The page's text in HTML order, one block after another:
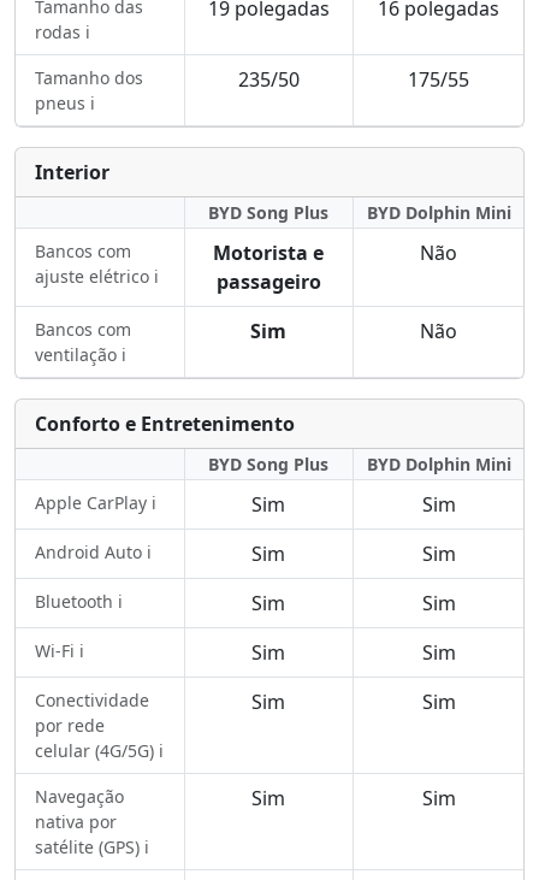
Tamanho das
rodas ℹ️
19 polegadas 16 polegadas
Tamanho dos
pneus ℹ️
235/50 175/55
Interior
BYD Song Plus
BYD Dolphin Mini
Bancos com
ajuste elétrico ℹ️
Motorista e
passageiro
Não
Bancos com
ventilação ℹ️
Sim Não
Conforto e Entretenimento
BYD Song Plus
BYD Dolphin Mini
Apple CarPlay ℹ️
Sim Sim
Android Auto ℹ️ Sim Sim
Bluetooth ℹ️ Sim Sim
Wi-Fi ℹ️ Sim Sim
Conectividade
por rede
celular (4G/5G) ℹ️
Sim Sim
Navegação
nativa por
satélite (GPS) ℹ️
Sim Sim